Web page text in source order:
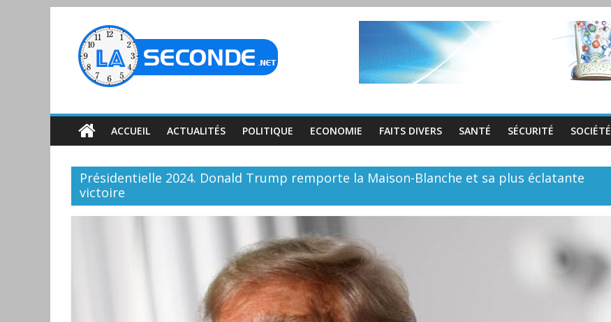
ACCUEIL ACTUALITÉS POLITIQUE ECONOMIE FAITS DIVERS SANTÉ SÉCURITÉ SOCIÉTÉ
Présidentielle 2024. Donald Trump remporte la Maison-Blanche et sa plus éclatante
victoire